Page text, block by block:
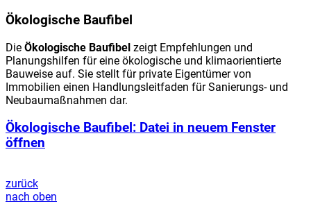
Ökologische Baufibel
Die Ökologische Baufibel zeigt Empfehlungen und
Planungshilfen für eine ökologische und klimaorientierte
Bauweise auf. Sie stellt für private Eigentümer von
Immobilien einen Handlungsleitfaden für Sanierungs- und
Neubaumaßnahmen dar.
Ökologische Baufibel : Datei in neuem Fenster
öffnen
zurück
nach oben